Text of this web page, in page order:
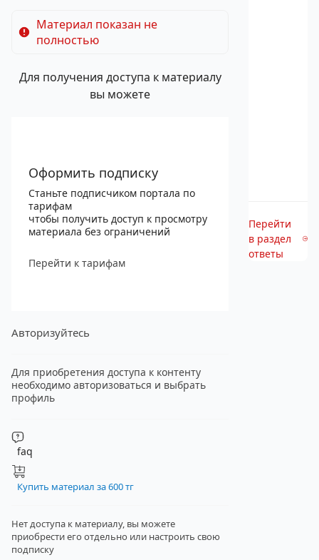
Материал показан не
полностью
Для получения доступа к материалу
вы можете
Оформить подписку
Станьте подписчиком портала по
тарифам
чтобы получить доступ к просмотру
материала без ограничений
Перейти к тарифам
Авторизуйтесь
Для приобретения доступа к контенту
необходимо авторизоваться и выбрать
профиль
faq
Купить материал за 600 тг
Нет доступа к материалу, вы можете
приобрести его отдельно или настроить свою
подписку
Перейти
в раздел
ответы